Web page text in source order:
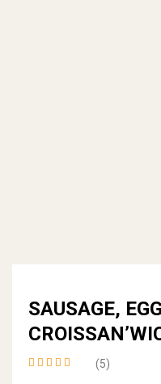
SAUSAGE,
(5)